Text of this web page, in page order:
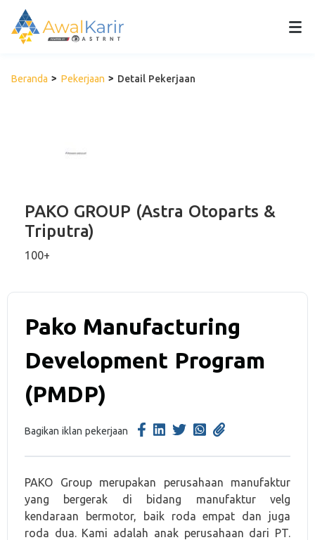
Beranda Pekerjaan Detail Pekerjaan
PAKO GROUP (Astra Otoparts &
Triputra)
100+
Pako Manufacturing
Development Program
(PMDP)
Bagikan iklan pekerjaan
PAKO Group merupakan perusahaan manufaktur
yang bergerak di bidang manufaktur velg
kendaraan bermotor, baik roda empat dan juga
roda dua. Kami adalah anak perusahaan dari PT.